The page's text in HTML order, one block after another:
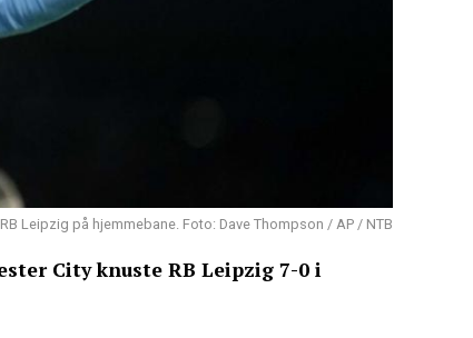
Leipzig på hjemmebane. Foto: Dave Thompson / AP / NTB
City knuste RB Leipzig 7-0 i